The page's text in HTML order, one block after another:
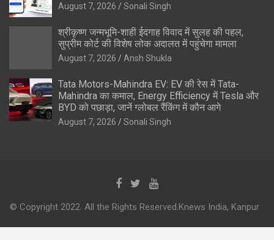
August 7, 2026 Sonali Singh
श्रीकृष्ण जन्मभूमि-शाही ईदगाह विवाद में सुलह की पहल,
सुप्रीम कोर्ट की विशेष लोक अदालत में पहुंचेगा मामला
August 7, 2026 Ansh Shukla
Tata Motors-Mahindra EV: EV की रेस में Tata-
Mahindra का कमाल, Energy Efficiency में Tesla और
BYD को पछाड़ा, जानें ग्लोबल रैंकिंग में कौन आगे
August 7, 2026 Sonali Singh
© Copyright 2022. All the Rights Reserved.Knews India, Kanpur